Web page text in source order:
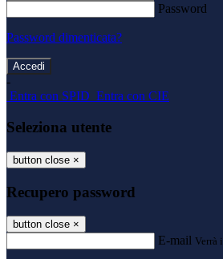
Password
Password dimenticata?
-
Entra con SPID Entra con CIE
Seleziona utente
button close ×
Recupero password
button close ×
E-mail Verrà